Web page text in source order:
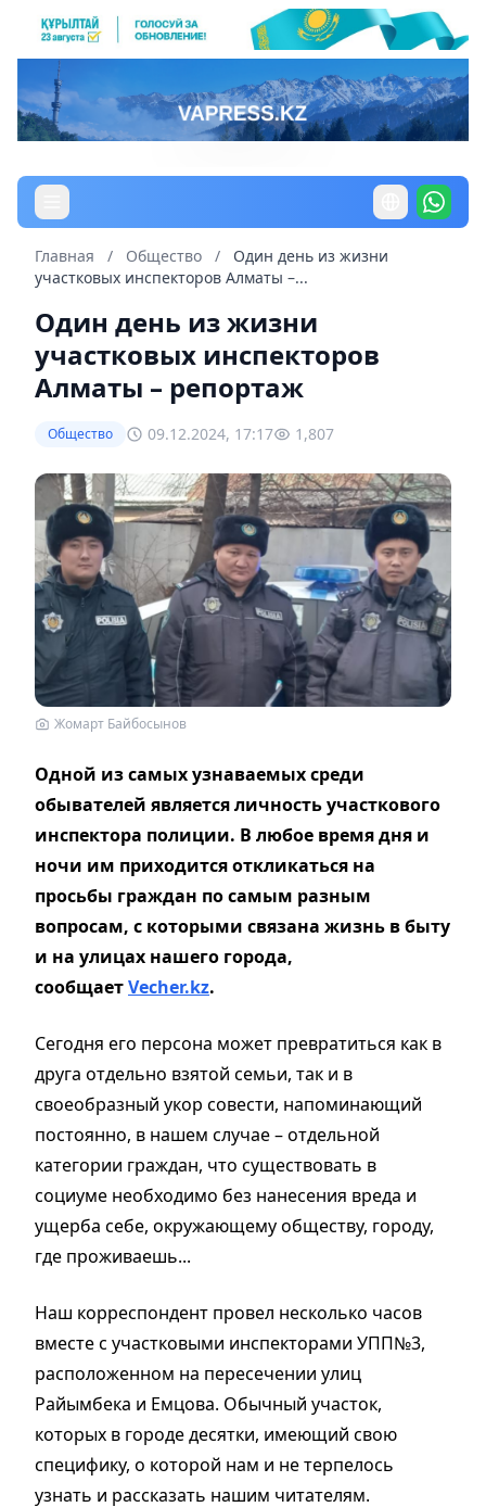
Главная / Общество /
Один день из жизни
участковых инспекторов Алматы –...
Один день из жизни
участковых инспекторов
Алматы – репортаж
Общество 09.12.2024, 17:17 1,807
Жомарт Байбосынов
Одной из самых узнаваемых среди
обывателей является личность участкового
инспектора полиции. В любое время дня и
ночи им приходится откликаться на
просьбы граждан по самым разным
вопросам, с которыми связана жизнь в быту
и на улицах нашего города,
сообщаетVecher.kz.
Сегодня его персона может превратиться как в
друга отдельно взятой семьи, так и в
своеобразный укор совести, напоминающий
постоянно, в нашем случае – отдельной
категории граждан, что существовать в
социуме необходимо без нанесения вреда и
ущерба себе, окружающему обществу, городу,
где проживаешь...
Наш корреспондент провел несколько часов
вместе с участковыми инспекторами УПП№3,
расположенном на пересечении улиц
Райымбека и Емцова. Обычный участок,
которых в городе десятки, имеющий свою
специфику, о которой нам и не терпелось
узнать и рассказать нашим читателям.